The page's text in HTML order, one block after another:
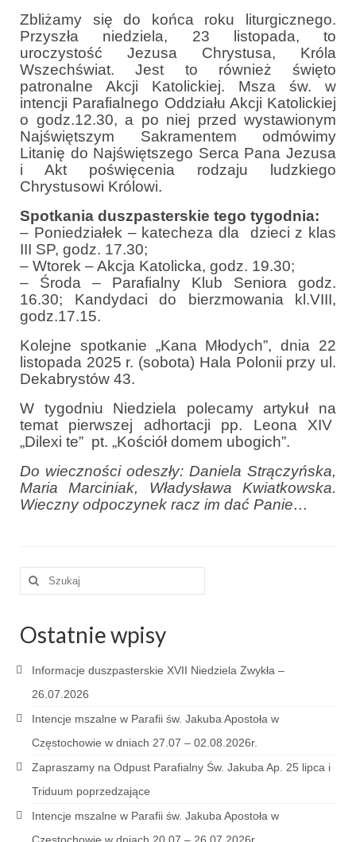
Sakrament bierzmowania
Sakrament pojednania
Sakrament małżeństwa
Sakrament kapłaństwa
Sakrament namaszczenia chorych
Galeria
Galerie 2026
Niedziela Palmowa 29.03.2026
Wielki Czwartek 02.04.2026
Wielki Piątek 03.04.2026
Wielka Sobota 04.04.2026
Godzina Miłosierdzia 12.04.2026
Galerie 2025
Pożegnanie Ks. Mateusza 29.06.2025
Zakończenie Oktawy Bożego Ciała
26.06.2025
Galerie 2024
Galerie 2023
Bierzmowanie 27.11.2023
Odpust 2023
Zakończenie oktawy 2023
Niedziela Palmowa 2023
Galerie 2022
Zbliżamy się do końca roku liturgicznego.
Przyszła niedziela, 23 listopada, to
uroczystość Jezusa Chrystusa, Króla
Wszechświat. Jest to również święto
patronalne Akcji Katolickiej. Msza św. w
intencji Parafialnego Oddziału Akcji Katolickiej
o godz.12.30, a po niej przed wystawionym
Najświętszym Sakramentem odmówimy
Litanię do Najświętszego Serca Pana Jezusa
i Akt poświęcenia rodzaju ludzkiego
Chrystusowi Królowi.
Spotkania duszpasterskie tego tygodnia:
– Poniedziałek – katecheza dla dzieci z klas
III SP, godz. 17.30;
– Wtorek – Akcja Katolicka, godz. 19.30;
– Środa – Parafialny Klub Seniora godz.
16.30; Kandydaci do bierzmowania kl.VIII,
godz.17.15.
Kolejne spotkanie „Kana Młodych”, dnia 22
listopada 2025 r. (sobota) Hala Polonii przy ul.
Dekabrystów 43.
W tygodniu Niedziela polecamy artykuł na
temat pierwszej adhortacji pp. Leona XIV
„Dilexi te” pt. „Kościół domem ubogich”.
Do wieczności odeszły: Daniela Strączyńska,
Maria Marciniak, Władysława Kwiatkowska.
Wieczny odpoczynek racz im dać Panie…
Szuklaj
Ostatnie wpisy
Informacje duszpasterskie XVII Niedziela Zwykła –
26.07.2026
Intencje mszalne w Parafii św. Jakuba Apostoła w
Częstochowie w dniach 27.07 – 02.08.2026r.
Zapraszamy na Odpust Parafialny Św. Jakuba Ap. 25 lipca i
Triduum poprzedzające
Intencje mszalne w Parafii św. Jakuba Apostoła w